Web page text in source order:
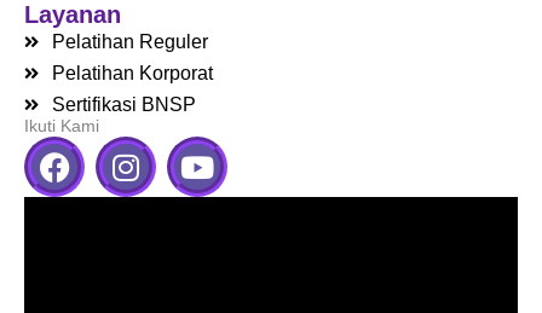
Layanan
Pelatihan Reguler
Pelatihan Korporat
Sertifikasi BNSP
Ikuti Kami
F
a
I
n
Y
o